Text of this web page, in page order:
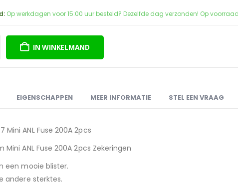
is:
€4,00.
Op werkdagen voor 15:00 uur besteld? Dezelfde dag verzonden! Op
IN WINKELMAND
EIGENSCHAPPEN MEER INFORMATIE STEL EEN VRAAG
Mini ANL Fuse 200A 2pcs
Mini ANL Fuse 200A 2pcs Zekeringen
een mooie blister.
andere sterktes.